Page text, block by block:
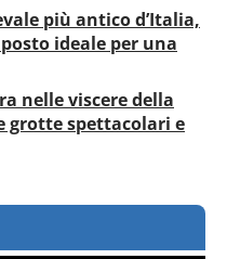
più antico d’Italia,
ideale per una
nelle viscere della
grotte spettacolari e